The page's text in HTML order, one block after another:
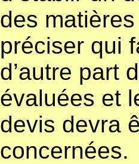
des
préciser qui
d’autre part
évaluées et
devis devra
concernées.